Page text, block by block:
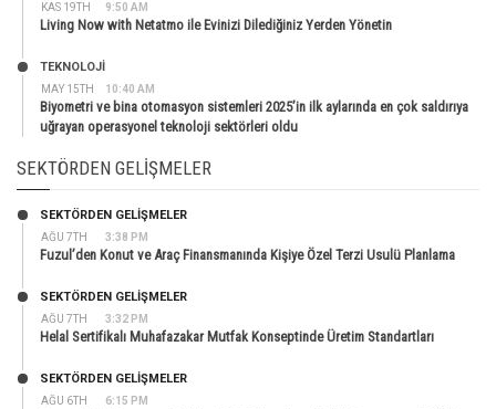
KAS 19TH 9:50 AM
Living Now with Netatmo ile Evinizi Dilediğiniz Yerden Yönetin
MAY 15TH 10:40 AM
TEKNOLOJİ
Biyometri ve bina otomasyon sistemleri 2025’in ilk aylarında en çok saldırıya
uğrayan operasyonel teknoloji sektörleri oldu
SEKTÖRDEN GELIŞMELER
AĞU 7TH 3:38 PM
SEKTÖRDEN GELIŞMELER
Fuzul’den Konut ve Araç Finansmanında Kişiye Özel Terzi Usulü Planlama
AĞU 7TH 3:32 PM
SEKTÖRDEN GELIŞMELER
Helal Sertifikalı Muhafazakar Mutfak Konseptinde Üretim Standartları
AĞU 6TH 6:15 PM
SEKTÖRDEN GELIŞMELER